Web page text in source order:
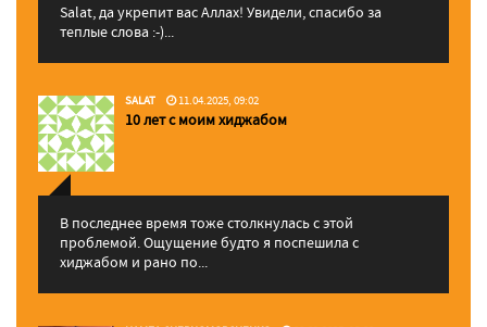
Salat, да укрепит вас Аллаx! Увидели, спасибо за
теплые слова :-)...
SALAT 11.04.2025, 09:02
10 лет с моим хиджабом
В последнее время тоже столкнулась с этой
проблемой. Ощущение будто я поспешила с
хиджабом и рано по...